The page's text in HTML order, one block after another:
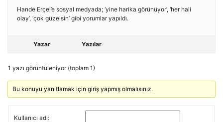
Hande Erçel’e sosyal medyada; ‘yine harika görünüyor’, ‘her hali
olay’, ‘çok güzelsin’ gibi yorumlar yapıldı.
Yazar Yazılar
1 yazı görüntüleniyor (toplam 1)
Bu konuyu yanıtlamak için giriş yapmış olmalısınız.
Kullanıcı adı: